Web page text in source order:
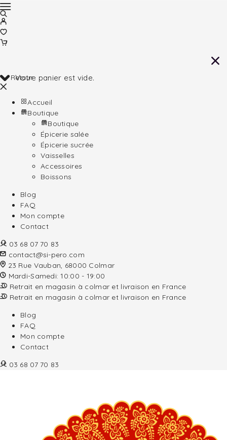
Votre panier est vide.
Retour
Accueil
Boutique
Boutique
Épicerie salée
Épicerie sucrée
Vaisselles
Accessoires
Boissons
Blog
FAQ
Mon compte
Contact
03 68 07 70 83
contact@si-pero.com
23 Rue Vauban, 68000 Colmar
Mardi-Samedi: 10:00 - 19:00
Retrait en magasin à colmar et livraison en France
Retrait en magasin à colmar et livraison en France
Blog
FAQ
Mon compte
Contact
03 68 07 70 83